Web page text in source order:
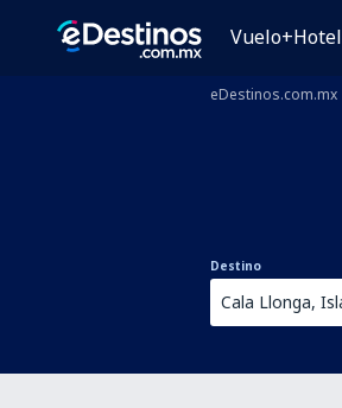
Vuelo+Hotel
eDestinos.com.mx
Destino